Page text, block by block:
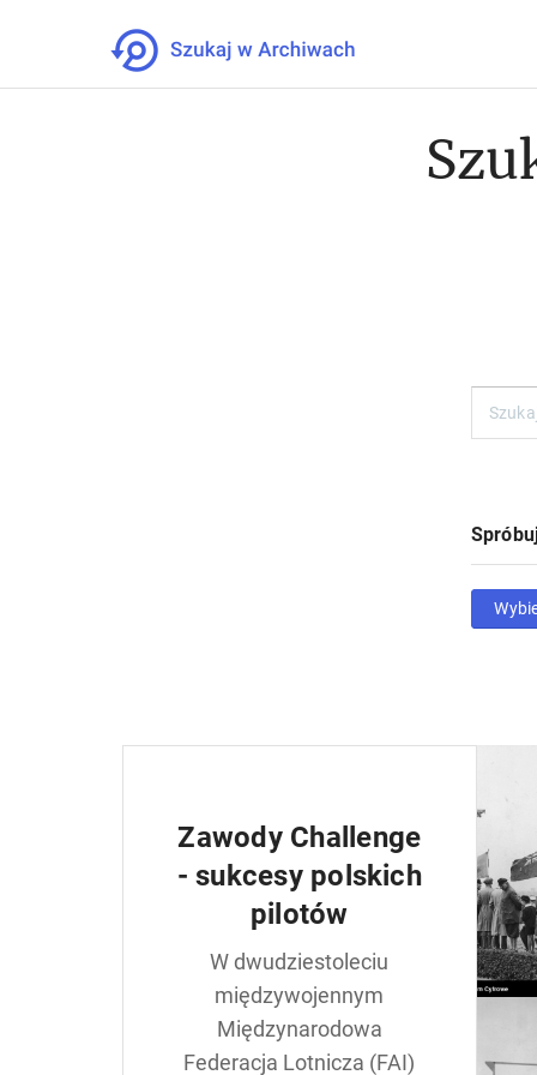
Zawody Challenge
- sukcesy polskich
pilotów
W dwudziestoleciu
międzywojennym
Międzynarodowa
Federacja Lotnicza (FAI)